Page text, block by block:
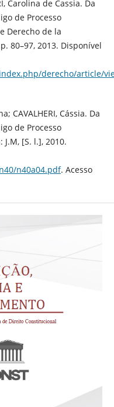
Carolina de Cassia. Da
de Processo
Derecho de la
80–97, 2013. Disponível
derecho/article/
CAVALHERI, Cássia. Da
de Processo
[S. l.], 2010.
n40a04.pdf. Acesso